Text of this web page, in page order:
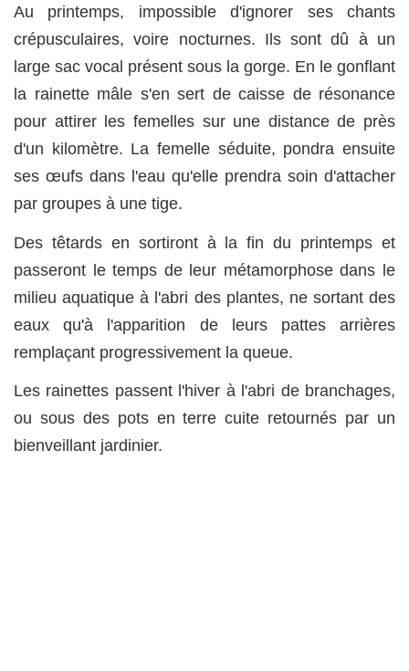
Au printemps, impossible d'ignorer ses chants
crépusculaires, voire nocturnes. Ils sont dû à un
large sac vocal présent sous la gorge. En le gonflant
la rainette mâle s'en sert de caisse de résonance
pour attirer les femelles sur une distance de près
d'un kilomètre. La femelle séduite, pondra ensuite
ses œufs dans l'eau qu'elle prendra soin d'attacher
par groupes à une tige.
Des têtards en sortiront à la fin du printemps et
passeront le temps de leur métamorphose dans le
milieu aquatique à l'abri des plantes, ne sortant des
eaux qu'à l'apparition de leurs pattes arrières
remplaçant progressivement la queue.
Les rainettes passent l'hiver à l'abri de branchages,
ou sous des pots en terre cuite retournés par un
bienveillant jardinier.